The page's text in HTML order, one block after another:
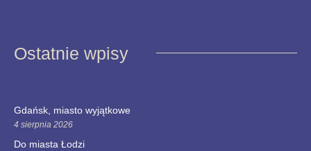
Ostatnie wpisy
Gdańsk, miasto wyjątkowe
4 sierpnia 2026
Do miasta Łodzi